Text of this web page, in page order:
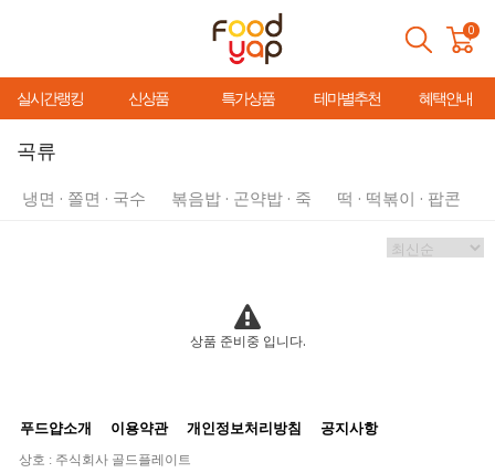
0
실시간랭킹 신상품 특가상품 테마별추천 혜택안내
곡류
냉면 · 쫄면 · 국수 볶음밥 · 곤약밥 · 죽 떡 · 떡볶이 · 팝콘
상품 준비중 입니다.
푸드얍소개 이용약관 개인정보처리방침 공지사항
상호 : 주식회사 골드플레이트